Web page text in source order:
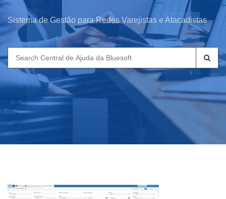
Sistema de Gestão para Redes Varejistas e Atacadistas
Search
for: